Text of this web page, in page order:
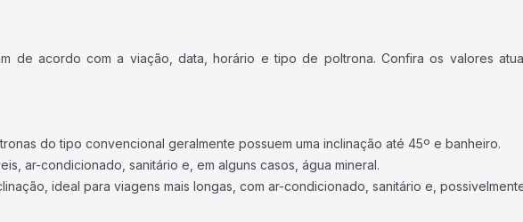
de acordo com a viação, data, horário e tipo de poltrona. Confira os valores
do tipo convencional geralmente possuem uma inclinação até 45º e banheiro.
ar-condicionado, sanitário e, em alguns casos, água mineral.
ideal para viagens mais longas, com ar-condicionado, sanitário e,